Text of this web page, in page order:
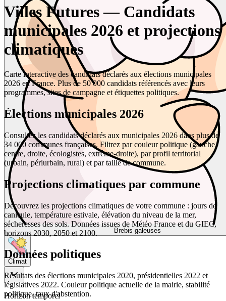
Brebis galeuses
Climat
Horizon temporel
Villes Futures — Candidats
municipales 2026 et projections
climatiques
Carte interactive des candidats déclarés aux élections municipales
2026 en France. Plus de 50 000 candidats référencés avec leurs
programmes, sites de campagne et étiquettes politiques.
Élections municipales 2026
Consultez les candidats déclarés aux municipales 2026 dans plus de
34 000 communes françaises. Filtrez par couleur politique (gauche,
centre, droite, écologistes, extrême-droite), par profil territorial
(urbain, périurbain, rural) et par taille de commune.
Projections climatiques par commune
Découvrez les projections climatiques de votre commune : jours de
canicule, température estivale, élévation du niveau de la mer,
sécheresses des sols. Données issues de Météo France et du GIEC,
horizons 2030, 2050 et 2100.
Données politiques
Résultats des élections municipales 2020, présidentielles 2022 et
législatives 2022. Couleur politique actuelle de la mairie, stabilité
politique, taux d'abstention.